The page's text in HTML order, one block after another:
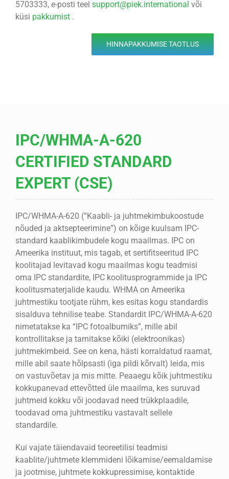
5703333, e-posti teel support@piek.international või
küsi pakkumist.
HINNAPAKKUMISE TAOTLUS
IPC/WHMA-A-620
CERTIFIED STANDARD
EXPERT (CSE)
IPC/WHMA-A-620 (“Kaabli- ja juhtmekimbukoostude
nõuded ja aktsepteerimine”) on kõige kuulsam IPC-
standard kaablikimbudele kogu maailmas. IPC on
Ameerika instituut, mis tagab, et sertifitseeritud IPC
koolitajad levitavad kogu maailmas kogu teadmisi
oma IPC standardite, IPC koolitusprogrammide ja IPC
koolitusmaterjalide kaudu. WHMA on Ameerika
juhtmestiku tootjate rühm, kes esitas kogu standardis
sisalduva tehnilise teabe. Standardit IPC/WHMA-A-620
nimetatakse ka “IPC fotoalbumiks”, mille abil
kontrollitakse ja tarnitakse kõiki (elektroonikas)
juhtmekimbeid. See on kena, hästi korraldatud raamat,
mille abil saate hõlpsasti (iga pildi kõrvalt) leida, mis
on vastuvõetav ja mis mitte. Peaaegu kõik juhtmestiku
kokkupanevad ettevõtted üle maailma, kes suruvad
juhtmeid kokku või joodavad need trükkplaadile,
toodavad oma juhtmestiku vastavalt sellele
standardile.
Kui vajate täiendavaid teoreetilisi teadmisi
kaablite/juhtmete klemmideni lõikamise/eemaldamise
ja jootmise, juhtmete kokkupressimise, kontaktide